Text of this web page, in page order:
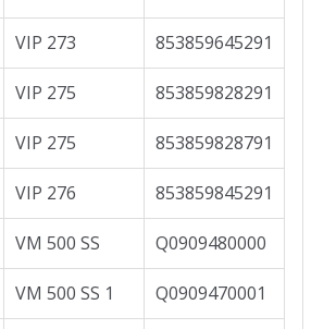
VIP 273 853859645291
VIP 275 853859828291
VIP 275 853859828791
VIP 276 853859845291
VM 500 SS Q0909480000
VM 500 SS 1 Q0909470001